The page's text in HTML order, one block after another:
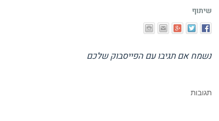
שיתוף
נשמח אם תגיבו עם הפייסבוק שלכם
תגובות